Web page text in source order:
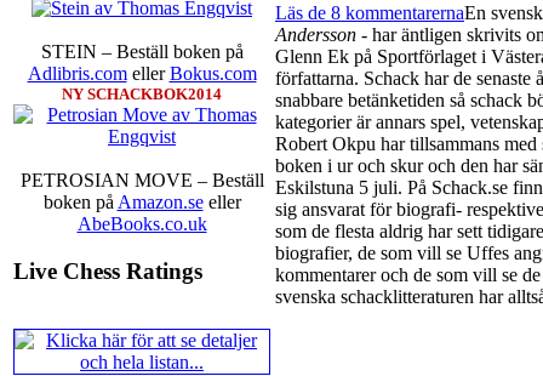
STEIN – Beställ boken på
Adlibris.comellerBokus.com
NY SCHACKBOK2014
PETROSIAN MOVE – Beställ
boken på Amazon.seeller
AbeBooks.co.uk
Live Chess Ratings
Läs de 8 kommentarernaEn
Andersson - har äntligen skrivits
Glenn Ek på Sportförlaget i
författarna. Schack har de senaste
snabbare betänketiden så schack
kategorier är annars spel,
Robert Okpu har tillsammans
boken i ur och skur och den har
Eskilstuna 5 juli. På Schack.se
sig ansvarat för biografi-
som de flesta aldrig har sett
biografier, de som vill se Uffes
kommentarer och de som vill se
svenska schacklitteraturen har